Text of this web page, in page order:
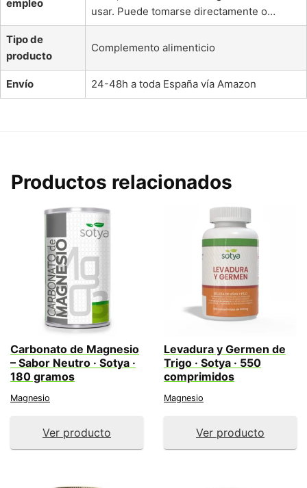
empleo
usar. Puede tomarse directamente o…
Tipo de
producto
Complemento alimenticio
Envío 24-48h a toda España vía Amazon
Productos relacionados
Carbonato de Magnesio
– Sabor Neutro · Sotya ·
180 gramos
Magnesio
Ver producto
Levadura y Germen de
Trigo · Sotya · 550
comprimidos
Magnesio
Ver producto